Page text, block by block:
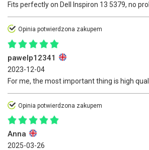
Fits perfectly on Dell Inspiron 13 5379, no
Opinia potwierdzona zakupem
pawelp12341
2023-12-04
For me, the most important thing is high
Opinia potwierdzona zakupem
Anna
2025-03-26